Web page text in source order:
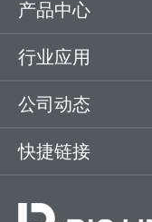
产品中心
行业应用
公司动态
快捷链接